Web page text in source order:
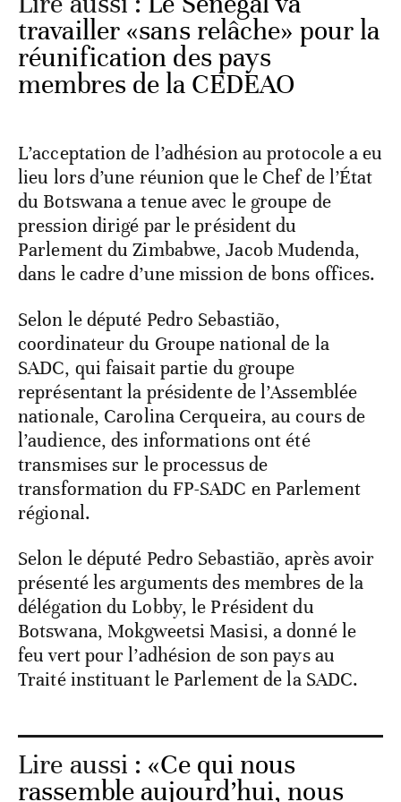
travailler «sans relâche» pour la
réunification des pays
membres de la CEDEAO
L’acceptation de l’adhésion au protocole a eu
lieu lors d’une réunion que le Chef de l’État
du Botswana a tenue avec le groupe de
pression dirigé par le président du
Parlement du Zimbabwe, Jacob Mudenda,
dans le cadre d’une mission de bons offices.
Selon le député Pedro Sebastião,
coordinateur du Groupe national de la
SADC, qui faisait partie du groupe
représentant la présidente de l’Assemblée
nationale, Carolina Cerqueira, au cours de
l’audience, des informations ont été
transmises sur le processus de
transformation du FP-SADC en Parlement
régional.
Selon le député Pedro Sebastião, après avoir
présenté les arguments des membres de la
délégation du Lobby, le Président du
Botswana, Mokgweetsi Masisi, a donné le
feu vert pour l’adhésion de son pays au
Traité instituant le Parlement de la SADC.
Lire aussi : «Ce qui nous
rassemble aujourd’hui, nous